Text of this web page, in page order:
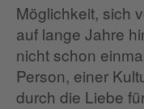
Möglichkeit, sich
auf lange Jahre
nicht schon
Person, einer
durch die Liebe